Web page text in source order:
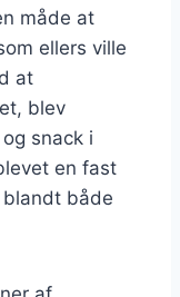
måde at
ellers ville
at
blev
snack i
en fast
både